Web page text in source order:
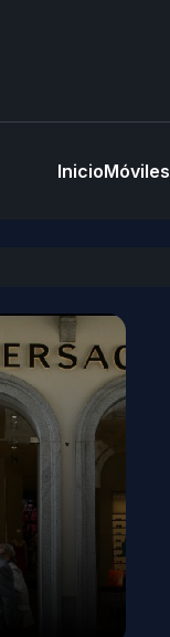
InicioMóviles